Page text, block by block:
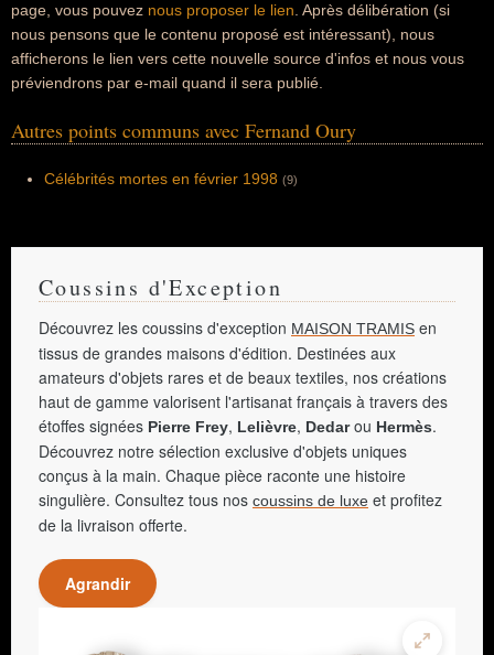
page, vous pouvez nous proposer le lien . Après délibération (si
nous pensons que le contenu proposé est intéressant), nous
afficherons le lien vers cette nouvelle source d'infos et nous vous
préviendrons par e-mail quand il sera publié.
Autres points communs avec Fernand Oury
Célébrités mortes en février 1998 (9)
Coussins d'Exception
Découvrez les coussins d'exception MAISON TRAMIS en
tissus de grandes maisons d'édition. Destinées aux
amateurs d'objets rares et de beaux textiles, nos créations
haut de gamme valorisent l'artisanat français à travers des
étoffes signées Pierre Frey, Lelièvre, Dedarou Hermès.
Découvrez notre sélection exclusive d'objets uniques
conçus à la main. Chaque pièce raconte une histoire
singulière. Consultez tous nos coussins de luxe et profitez
de la livraison offerte.
Agrandir